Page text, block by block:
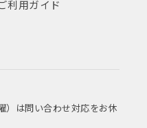
利用ガイド
は問い合わせ対応をお休